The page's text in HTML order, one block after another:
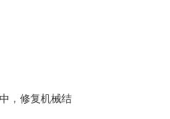
，修复机械结